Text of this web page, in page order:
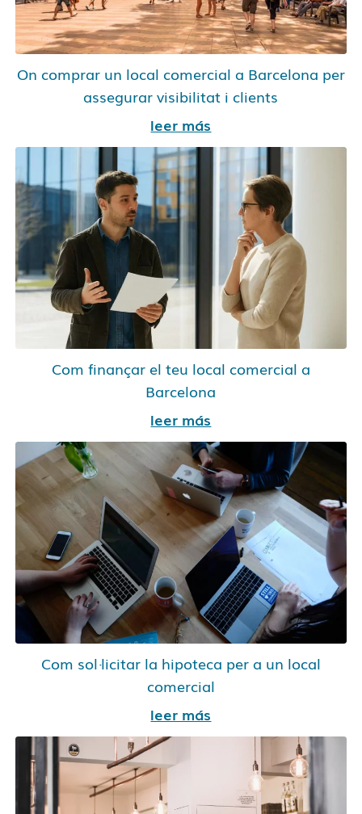
On comprar un local comercial a Barcelona per
assegurar visibilitat i clients
leer más
Com finançar el teu local comercial a
Barcelona
leer más
Com sol·licitar la hipoteca per a un local
comercial
leer más